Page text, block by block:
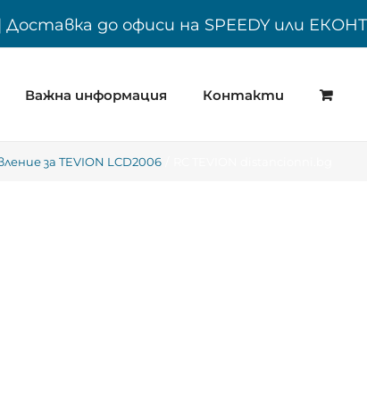
Доставка до офиси на SPEEDY или
Важна информация Контакти
за TEVION LCD2006